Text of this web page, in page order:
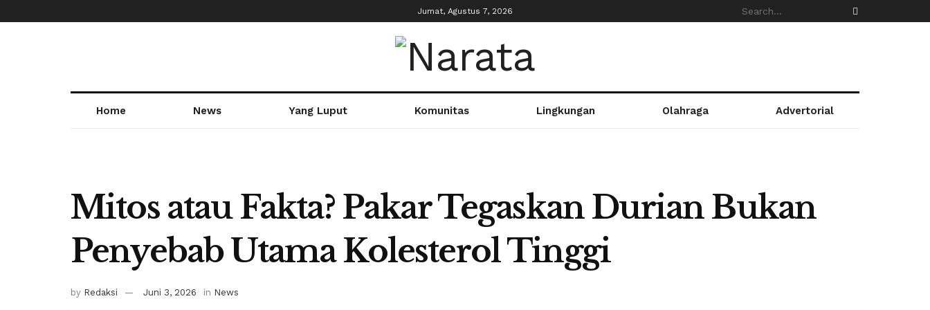
Jumat, Agustus 7, 2026
Home News Yang Luput Komunitas Lingkungan Olahraga Advertorial
Mitos atau Fakta? Pakar Tegaskan Durian Bukan
Penyebab Utama Kolesterol Tinggi
by Redaksi Juni 3, 2026 in News